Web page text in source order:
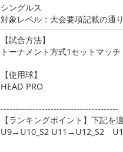
シングルス
対象レベル：大会要項記載の通
【試合方法】
トーナメント方式1セットマッ
【使用球】
HEAD PRO
----------------------------------------
【ランキングポイント】下記を
U9→U10_S2 U11→U12_S2